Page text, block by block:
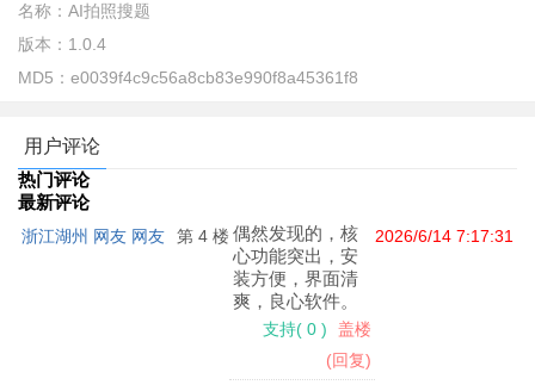
ai拍照搜题软件怎么样好用吗？
AI拍照搜题是一款功能强大的扫描类软件
支持全学科题目拍照识别，秒出答案及详细解析
名称： AI拍照搜题
版本： 1.0.4
MD5： e0039f4c9c56a8cb83e990f8a45361f8
用户评论
热门评论
最新评论
第 4 楼
浙江湖州 网友 网友 2026/6/14 7:17:31
偶然发现的，核
心功能突出，安
装方便，界面清
爽，良心软件。
支持( 0 )
盖楼
(回复)